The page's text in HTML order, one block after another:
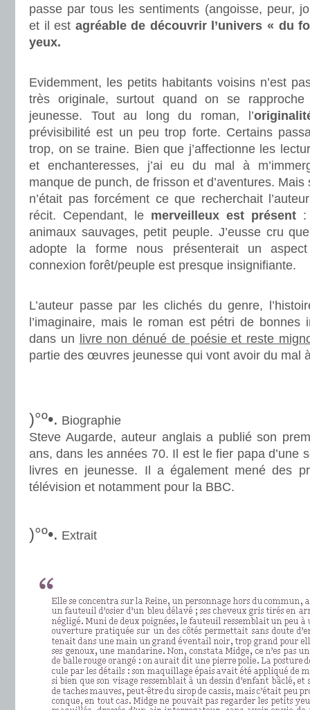
passe par tous les sentiments (angoisse, peur,
et il est agréable de découvrir l’univers « du
yeux.
Evidemment, les petits habitants voisins n’est
très originale, surtout quand on se
jeunesse. Tout au long du roman, l’
prévisibilité est un peu trop forte. Certains
trop, on se traine. Bien que j’affectionne les
et enchanteresses, j’ai eu du mal à
manque de punch, de frisson et d’aventures.
n’était pas forcément ce que recherchait
récit. Cependant, le merveilleux est présent :
animaux sauvages, petit peuple. J’eusse cru
adopte la forme nous présenterait un
connexion forêt/peuple est presque insignifiante.
L’auteur passe par les clichés du genre,
l’imaginaire, mais le roman est pétri de bonnes
dans un
livre non dénué de poésie et reste
partie des œuvres jeunesse qui vont avoir du mal
)°º•. Biographie
Steve Augarde, auteur anglais a publié son
ans, dans les années 70. Il est le fier papa d’une
livres en jeunesse. Il a également mené des
télévision et notamment pour la BBC.
)°º•. Extrait